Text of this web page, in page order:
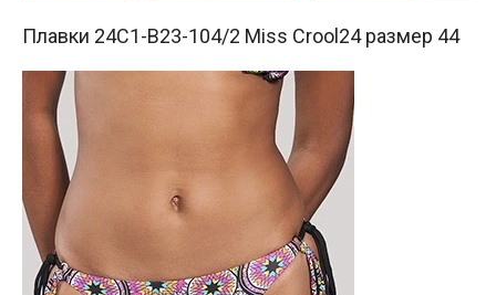
Плавки 24C1-B23-104/2 Miss Crool24 размер 44